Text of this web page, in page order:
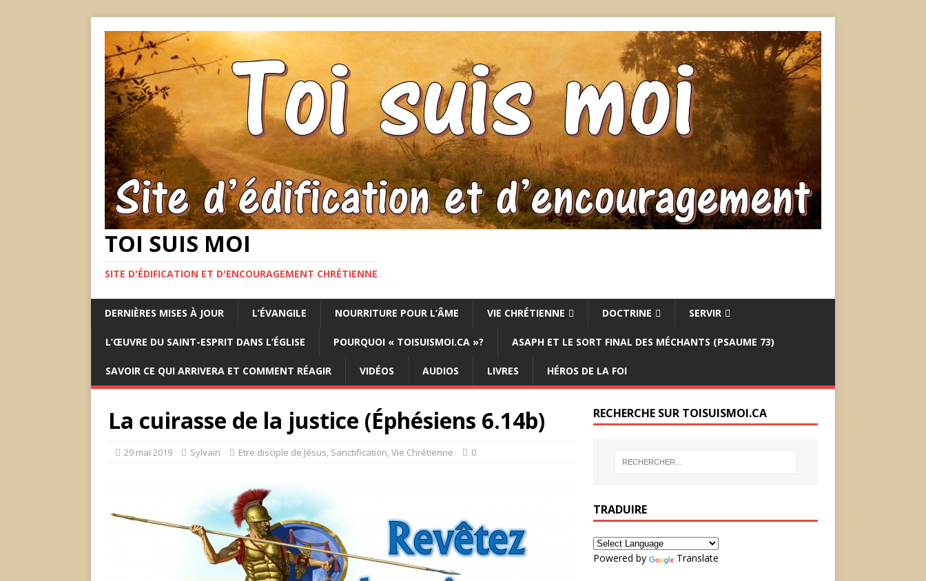
TOI SUIS MOI
SITE D'ÉDIFICATION ET D'ENCOURAGEMENT CHRÉTIENNE
DERNIÈRES MISES À JOUR L’ÉVANGILE NOURRITURE POUR L’ÂME VIE CHRÉTIENNE DOCTRINE SERVIR
L’ŒUVRE DU SAINT-ESPRIT DANS L’ÉGLISE POURQUOI « TOISUISMOI.CA »? ASAPH ET LE SORT FINAL DES MÉCHANTS (PSAUME 73)
SAVOIR CE QUI ARRIVERA ET COMMENT RÉAGIR VIDÉOS AUDIOS LIVRES HÉROS DE LA FOI
La cuirasse de la justice (Éphésiens 6.14b)
29 mai 2019 Sylvain Etre disciple de Jésus, Sanctification,Vie Chrétienne 0
RECHERCHE SUR TOISUISMOI.CA
TRADUIRE
Powered by Translate